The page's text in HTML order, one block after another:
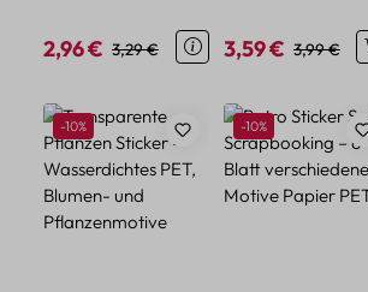
Verkaufspreis:
2,96 € Regulärer Preis:
3,29 €
Verkaufspreis:
3,59 € 3,99 €
Produktgalerie überspringen
Rabatt
-10% Rabatt
-10%